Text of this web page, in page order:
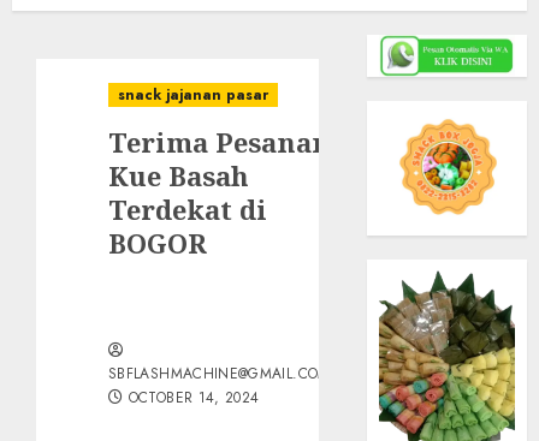
snack jajanan pasar
Terima Pesanan
Kue Basah
Terdekat di
BOGOR
SBFLASHMACHINE@GMAIL.COM
OCTOBER 14, 2024